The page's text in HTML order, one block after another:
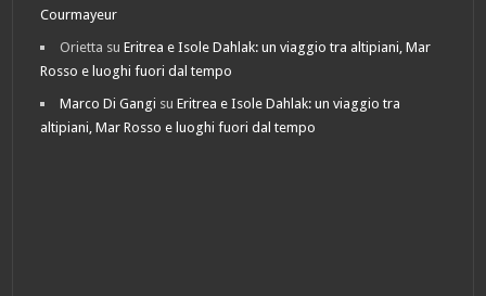
Courmayeur
Orietta suEritrea e Isole Dahlak: un viaggio tra altipiani, Mar
Rosso e luoghi fuori dal tempo
Marco Di Gangi suEritrea e Isole Dahlak: un viaggio tra
altipiani, Mar Rosso e luoghi fuori dal tempo